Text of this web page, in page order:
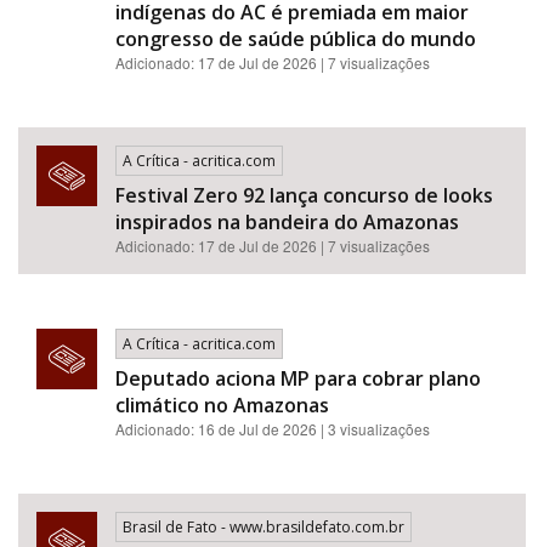
indígenas do AC é premiada em maior
congresso de saúde pública do mundo
Adicionado: 17 de Jul de 2026 | 7 visualizações
A Crítica - acritica.com
Festival Zero 92 lança concurso de looks
inspirados na bandeira do Amazonas
Adicionado: 17 de Jul de 2026 | 7 visualizações
A Crítica - acritica.com
Deputado aciona MP para cobrar plano
climático no Amazonas
Adicionado: 16 de Jul de 2026 | 3 visualizações
Brasil de Fato - www.brasildefato.com.br